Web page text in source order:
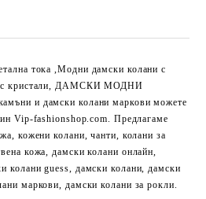
тока,Модни дамски колани с
с кристали, ДАМСКИ МОДНИ
и дамски колани маркови можете
Vip-fashionshop.com. Предлагаме
кожени колани, чанти, колани за
кожа, дамски колани онлайн,
колани guess, дамски колани, дамски
маркови, дамски колани за рокли.